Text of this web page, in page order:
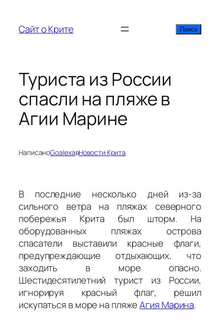
содержимому
Сайт о Крите Поиск
Поиск
Туриста из России
спасли на пляже в
Агии Марине
НаписаноGoalexaвНовости Крита
В последние несколько дней из-за
сильного ветра на пляжах северного
побережья Крита был шторм. На
оборудованных пляжах острова
спасатели выставили красные флаги,
предупреждающие отдыхающих, что
заходить в море опасно.
Шестидесятилетний турист из России,
игнорируя красный флаг, решил
искупаться в море на пляжеАгия Марина.